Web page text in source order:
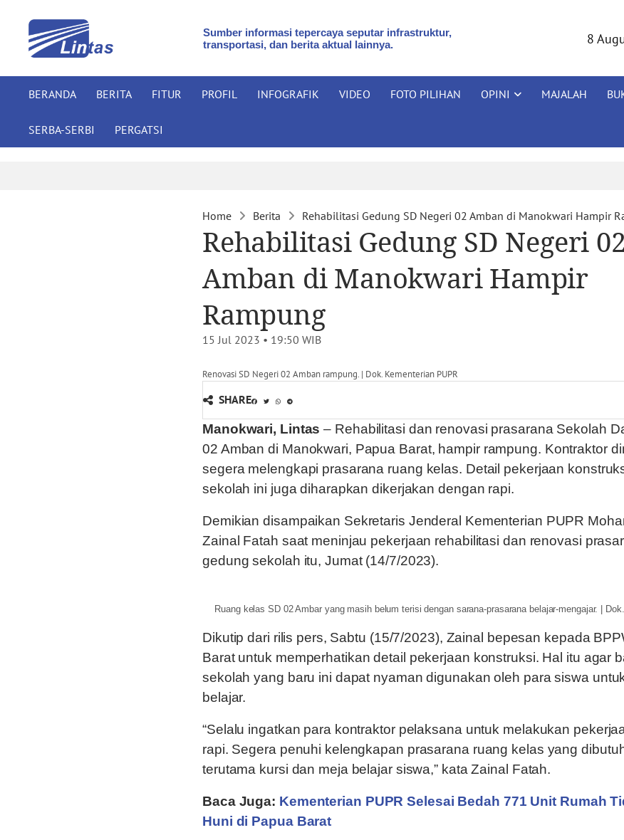
Sumber informasi tepercaya seputar infrastruktur,
transportasi, dan berita aktual lainnya.
8
BERANDA BERITA FITUR PROFIL INFOGRAFIK VIDEO FOTO PILIHAN OPINI MAJALAH
SERBA-SERBI PERGATSI
Home Berita Rehabilitasi Gedung SD Negeri 02 Amban di Manokwari Hampir
Rehabilitasi Gedung SD Negeri 02
Amban di Manokwari Hampir
Rampung
15 Jul 2023 • 19:50 WIB
Renovasi SD Negeri 02 Amban rampung. | Dok. Kementerian PUPR
SHARE
Manokwari, Lintas – Rehabilitasi dan renovasi prasarana Sekolah
02 Amban di Manokwari, Papua Barat, hampir rampung. Kontraktor
segera melengkapi prasarana ruang kelas. Detail pekerjaan
sekolah ini juga diharapkan dikerjakan dengan rapi.
Demikian disampaikan Sekretaris Jenderal Kementerian PUPR
Zainal Fatah saat meninjau pekerjaan rehabilitasi dan renovasi
gedung sekolah itu, Jumat (14/7/2023).
Ruang kelas SD 02 Ambar yang masih belum terisi dengan sarana-prasarana belajar-mengajar. |
Dikutip dari rilis pers, Sabtu (15/7/2023), Zainal bepesan kepada
Barat untuk memperhatikan detail pekerjaan konstruksi. Hal itu agar
sekolah yang baru ini dapat nyaman digunakan oleh para siswa
belajar.
“Selalu ingatkan para kontraktor pelaksana untuk melakukan
rapi. Segera penuhi kelengkapan prasarana ruang kelas yang
terutama kursi dan meja belajar siswa,” kata Zainal Fatah.
Baca Juga: Kementerian PUPR Selesai Bedah 771 Unit Rumah
Huni di Papua Barat